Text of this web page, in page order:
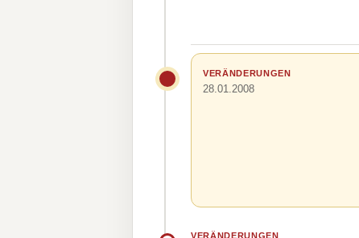
VERÄNDERUNGEN
28.01.2008
VERÄNDERUNGEN